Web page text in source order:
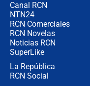
Canal RCN
NTN24
RCN Comerciales
RCN Novelas
Noticias RCN
SuperLike
La República
RCN Social